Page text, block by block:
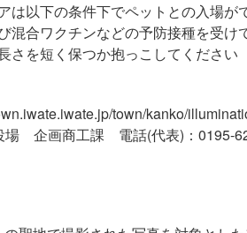
の条件下でペットとの入場が
チンなどの予防接種を受けて
く保つか抱っこしてください
town/kanko/
商工課 電話(代表)：0195-